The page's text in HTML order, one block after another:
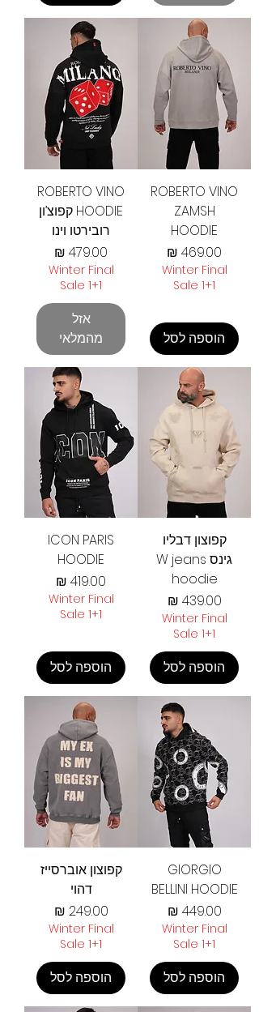
ROBERTO VINO
ZAMSH
HOODIE
מחיר
Winter Final
Sale 1+1
הוספה לסל
ROBERTO VINO
HOODIE קפוצ’ון
רובירטו וינו
מחיר
Winter Final
Sale 1+1
אזל
מהמלאי
קפוצון דבליו
גינס W jeans
hoodie
מחיר
Winter Final
Sale 1+1
הוספה לסל
ICON PARIS
HOODIE
מחיר
Winter Final
Sale 1+1
הוספה לסל
GIORGIO
BELLINI HOODIE
מחיר
Winter Final
Sale 1+1
הוספה לסל
קפוצון אוברסייז
דהוי
מחיר
Winter Final
Sale 1+1
הוספה לסל